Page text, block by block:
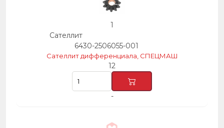
1
Сателлит
6430-2506055-001
Сателлит дифференциала, СПЕЦМАШ
12
-